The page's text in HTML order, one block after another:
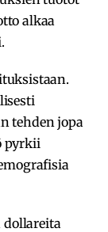
alkaa
tehden jopa
pyrkii
dollareita